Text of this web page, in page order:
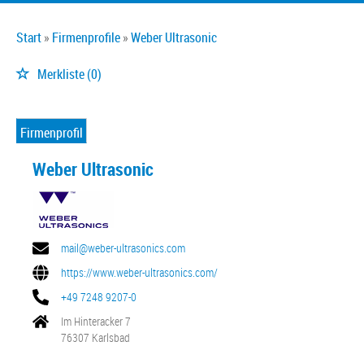
Start Firmenprofile Weber Ultrasonic
Merkliste(0)
Firmenprofil
Weber Ultrasonic
mail@weber-ultrasonics.com
https://www.weber-ultrasonics.com/
+49 7248 9207-0
Im Hinteracker 7
76307 Karlsbad